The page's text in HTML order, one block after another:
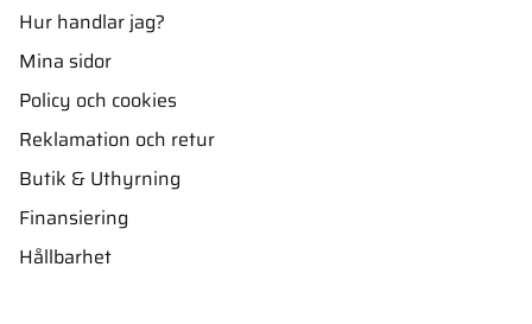
Hur handlar jag?
Mina sidor
Policy och cookies
Reklamation och retur
Butik & Uthyrning
Finansiering
Hållbarhet